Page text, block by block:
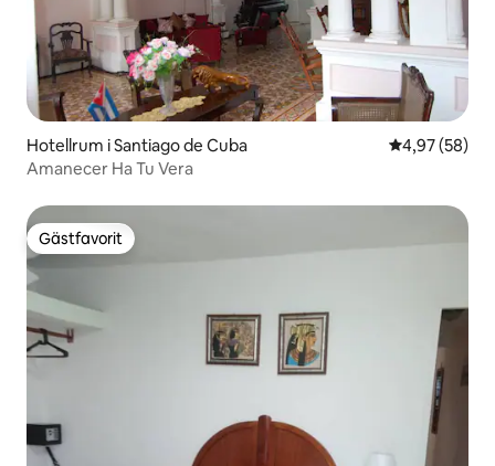
Hotellrum i Santiago de Cuba 4,97 av 5 i
4,97 (58)
Amanecer Ha Tu Vera
Gästfavorit
Gästfavorit